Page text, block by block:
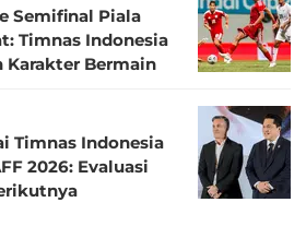
Semifinal Piala
Timnas Indonesia
Karakter Bermain
Timnas Indonesia
2026: Evaluasi